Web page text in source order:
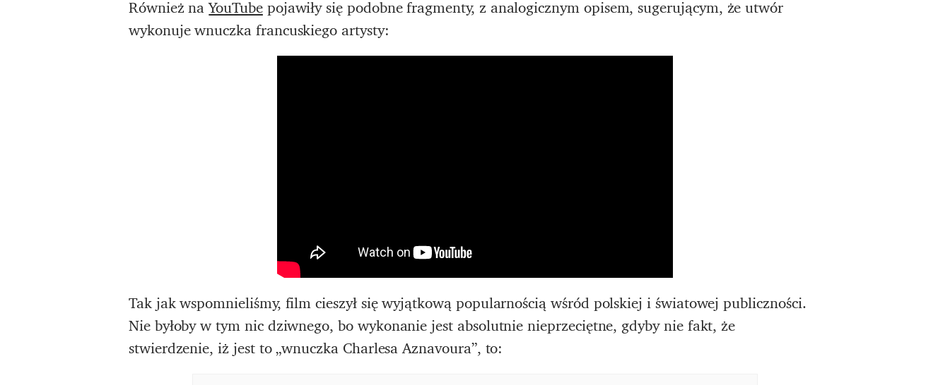
Również naYouTubepojawiły się podobne fragmenty, z analogicznym opisem, sugerującym, że utwór
wykonuje wnuczka francuskiego artysty:
Tak jak wspomnieliśmy, film cieszył się wyjątkową popularnością wśród polskiej i światowej publiczności.
Nie byłoby w tym nic dziwnego, bo wykonanie jest absolutnie nieprzeciętne, gdyby nie fakt, że
stwierdzenie, iż jest to „wnuczka Charlesa Aznavoura”, to: